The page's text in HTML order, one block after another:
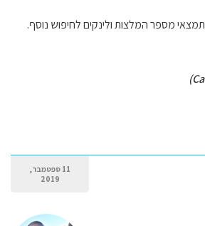
תמצאי מספר המלצות ולינקים לחיפוש נוסף.
11 ספטמבר,
2019